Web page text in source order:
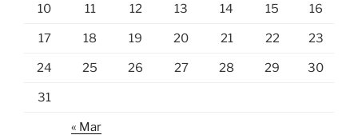
10 11 12 13 14 15 16
17 18 19 20 21 22 23
24 25 26 27 28 29 30
31
« Mar